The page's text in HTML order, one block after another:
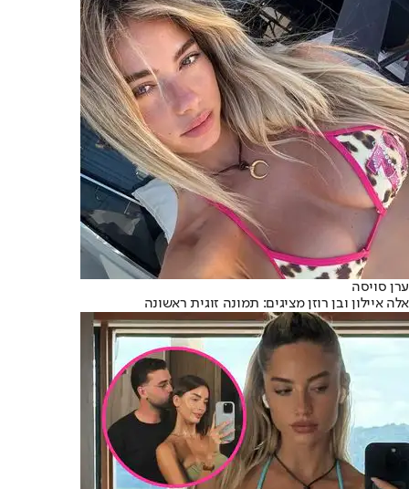
ערן סויסה
אלה איילון ובן רוזן מציגים: תמונה זוגית ראשונה